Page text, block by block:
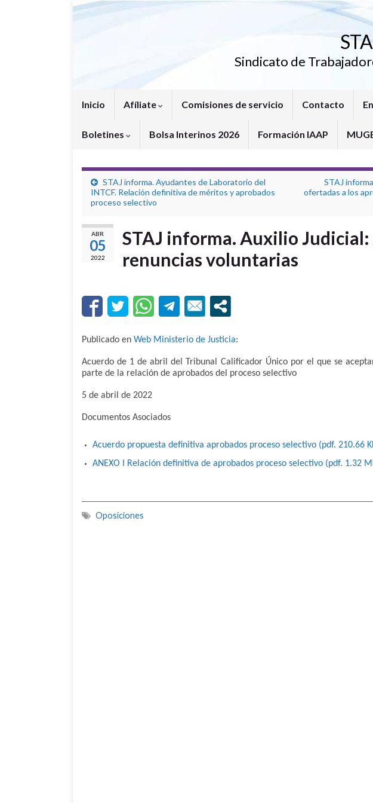
Sindicato de
Inicio Afíliate Comisiones de servicio Contacto
Boletines Bolsa Interinos 2026 Formación IAAP
STAJ informa. Ayudantes de Laboratorio del
INTCF. Relación definitiva de méritos y aprobados
proceso selectivo
STAJ
ofertadas a los
ABR
05
2022
STAJ informa. Auxilio
renuncias voluntarias
Publicado en Web Ministerio de Justicia:
Acuerdo de 1 de abril del Tribunal Calificador Único por el que se
parte de la relación de aprobados del proceso selectivo
5 de abril de 2022
Documentos Asociados
Acuerdo propuesta definitiva aprobados proceso selectivo (pdf. 210.66
ANEXO I Relación definitiva de aprobados proceso selectivo (pdf. 1.32
Oposiciones